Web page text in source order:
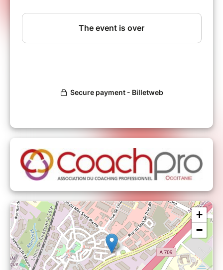
✨ Un temps convivial
✨Des échanges authentiques
✨Des prises de conscience
✨Et surtout, un vrai moment de connexion
Anouilh, 34070 Montpellier, à partir de 18h30.
Venez nombreux et nombreuses!
+
−